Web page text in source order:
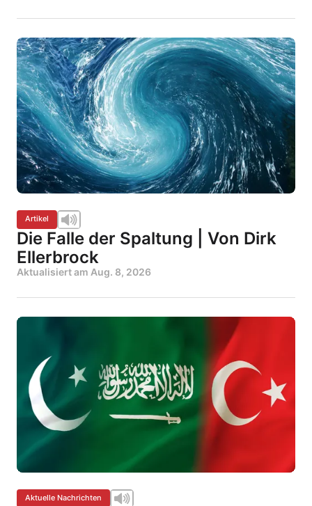
Artikel
Die Falle der Spaltung | Von Dirk
Ellerbrock
Aktualisiert am Aug. 8, 2026
Aktuelle Nachrichten